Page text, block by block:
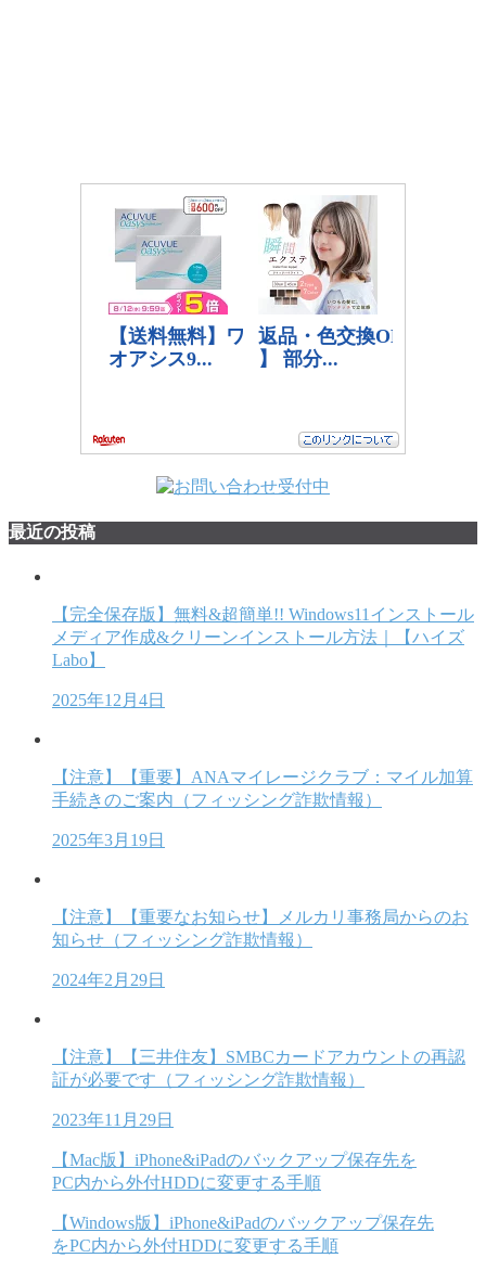
最近の投稿
【完全保存版】無料&超簡単!! Windows11インストール
メディア作成&クリーンインストール方法｜【ハイズ
Labo】
2025年12月4日
【注意】【重要】ANAマイレージクラブ：マイル加算
手続きのご案内（フィッシング詐欺情報）
2025年3月19日
【注意】【重要なお知らせ】メルカリ事務局からのお
知らせ（フィッシング詐欺情報）
2024年2月29日
【注意】【三井住友】SMBCカードアカウントの再認
証が必要です（フィッシング詐欺情報）
2023年11月29日
【Mac版】iPhone&iPadのバックアップ保存先を
PC内から外付HDDに変更する手順
【Windows版】iPhone&iPadのバックアップ保存先
をPC内から外付HDDに変更する手順